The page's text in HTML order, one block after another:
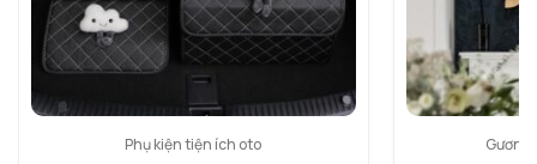
Phụ kiện tiện ích oto